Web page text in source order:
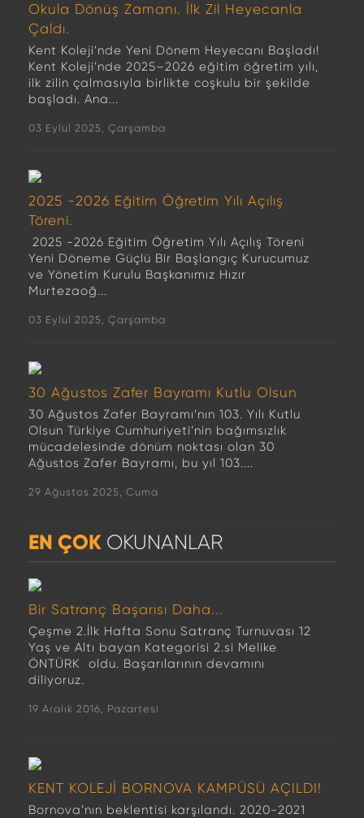
Okula Dönüş Zamanı. İlk Zil Heyecanla
Çaldı.
Kent Koleji’nde Yeni Dönem Heyecanı Başladı!
Kent Koleji’nde 2025–2026 eğitim öğretim yılı,
ilk zilin çalmasıyla birlikte coşkulu bir şekilde
başladı. Ana...
03 Eylül 2025, Çarşamba
2025 -2026 Eğitim Öğretim Yılı Açılış
Töreni.
2025 -2026 Eğitim Öğretim Yılı Açılış Töreni
Yeni Döneme Güçlü Bir Başlangıç Kurucumuz
ve Yönetim Kurulu Başkanımız Hızır
Murtezaoğ...
03 Eylül 2025, Çarşamba
30 Ağustos Zafer Bayramı Kutlu Olsun
30 Ağustos Zafer Bayramı’nın 103. Yılı Kutlu
Olsun Türkiye Cumhuriyeti’nin bağımsızlık
mücadelesinde dönüm noktası olan 30
Ağustos Zafer Bayramı, bu yıl 103....
29 Ağustos 2025, Cuma
EN ÇOK OKUNANLAR
Bir Satranç Başarısı Daha...
Çeşme 2.İlk Hafta Sonu Satranç Turnuvası 12
Yaş ve Altı bayan Kategorisi 2.si Melike
ÖNTÜRK oldu. Başarılarının devamını
diliyoruz.
19 Aralık 2016, Pazartesi
KENT KOLEJİ BORNOVA KAMPÜSÜ AÇILDI!
Bornova’nın beklentisi karşılandı. 2020-2021